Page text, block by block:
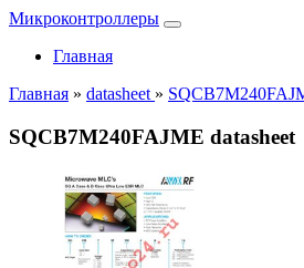
Микроконтроллеры
Главная
Главная » datasheet »
SQCB7M240FAJME datasheet